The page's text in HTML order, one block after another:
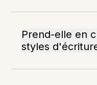
Prend-elle en
styles